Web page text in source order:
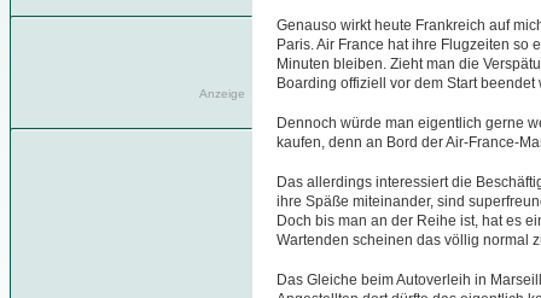
Anzeige
Genauso wirkt heute Frankreich auf
Paris. Air France hat ihre Flugzeiten so
Minuten bleiben. Zieht man die
Boarding offiziell vor dem Start
Dennoch würde man eigentlich gerne
kaufen, denn an Bord der Air-France-
Das allerdings interessiert die
ihre Späße miteinander, sind
Doch bis man an der Reihe ist, hat es
Wartenden scheinen das völlig normal
Das Gleiche beim Autoverleih in